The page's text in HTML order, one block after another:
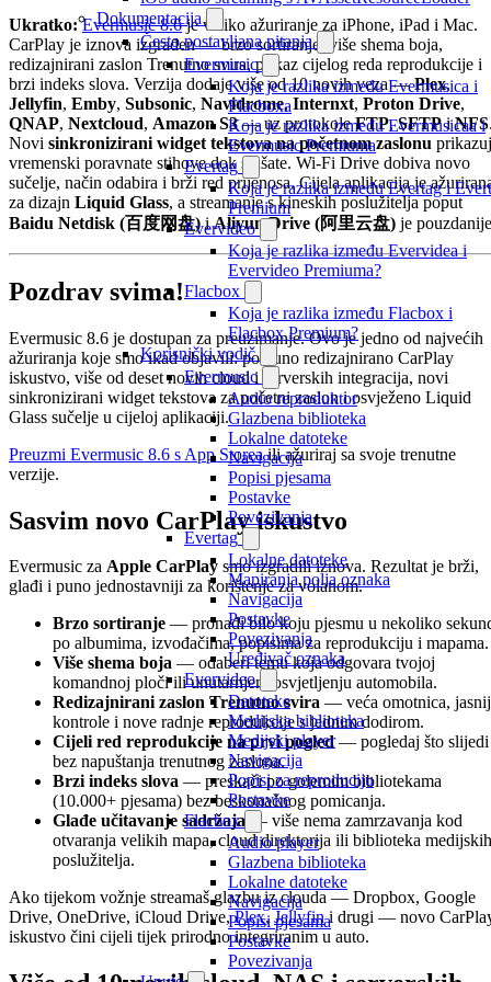
Dokumentacija
Često postavljana pitanja
Evermusic
Koja je razlika između Evermusica i
Flacboxa
Koja je razlika između Evermusicaa i
Evermusic Premiuma
Evertag
Koja je razlika između Evertag i
Premium
Evervideo
Koja je razlika između Evervidea i
Evervideo Premiuma?
Flacbox
Koja je razlika između Flacbox i
Flacbox Premium?
Korisnički vodič
Evermusic
Audio reproduktor
Glazbena biblioteka
Lokalne datoteke
Navigacija
Popisi pjesama
Postavke
Povezivanja
Evertag
Lokalne datoteke
Mapiranja polja oznaka
Navigacija
Postavke
Povezivanja
Uređivač oznaka
Evervideo
Datoteke
Medijska biblioteka
Medijski player
Navigacija
Popisi za reproduciju
Postavke
Flacbox
Audio player
Glazbena biblioteka
Lokalne datoteke
Navigacija
Popisi pjesama
Postavke
Povezivanja
Ukratko: Evermusic 8.6je veliko ažuriranje za iPhone, iPad i Mac.
CarPlay je iznova izgrađen — brzo sortiranje, više shema boja,
redizajnirani zaslon Trenutno svira, prikaz cijelog reda reprodukcije i
brzi indeks slova. Verzija dodaje više od 10 novih veza —Plex,
Jellyfin, Emby, Subsonic, Navidrome,Internxt, Proton Drive,
QNAP, Nextcloud, Amazon S3— uz protokoleFTP,SFTPiNFS
Novi sinkronizirani widget tekstova na početnom zaslonu
vremenski poravnate stihove dok slušate. Wi-Fi Drive dobiva novo
sučelje, način odabira i brži red prijenosa. Cijela aplikacija je
za dizajn Liquid Glass, a streamanje s kineskih poslužitelja poput
Baidu Netdisk (百度网盘)iAliyun Drive (阿里云盘) je
Pozdrav svima!
Evermusic 8.6 je dostupan za preuzimanje. Ovo je jedno od najvećih
ažuriranja koje smo ikad objavili: potpuno redizajnirano CarPlay
iskustvo, više od deset novih cloud i serverskih integracija, novi
sinkronizirani widget tekstova za početni zaslon i osvježeno Liquid
Glass sučelje u cijeloj aplikaciji.
Preuzmi Evermusic 8.6 s App Storeaili ažuriraj sa svoje trenutne
verzije.
Sasvim novo CarPlay iskustvo
Evermusic za Apple CarPlay smo izgradili iznova. Rezultat je brži,
glađi i puno jednostavniji za korištenje za volanom.
Brzo sortiranje — pronađi bilo koju pjesmu u nekoliko
po albumima, izvođačima, popisima za reprodukciju i mapama.
Više shema boja — odaberi temu koja odgovara tvojoj
komandnoj ploči ili unutarnjem osvjetljenju automobila.
Redizajnirani zaslon Trenutno svira — veća omotnica,
kontrole i nove radnje reprodukcije s jednim dodirom.
Cijeli red reprodukcije na prvi pogled— pogledaj što slijedi
bez napuštanja trenutnog zaslona.
Brzi indeks slova — preskači po golemim bibliotekama
(10.000+ pjesama) bez beskonačnog pomicanja.
Glađe učitavanje sadržaja — više nema zamrzavanja kod
otvaranja velikih mapa, cloud direktorija ili biblioteka medijskih
poslužitelja.
Ako tijekom vožnje streamaš glazbu iz clouda — Dropbox, Google
Drive, OneDrive, iCloud Drive,Plex, Jellyfini drugi — novo
iskustvo čini cijeli tijek prirodno integriranim u auto.